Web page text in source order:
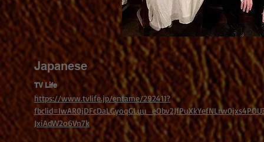
Japanese
TV Life
https://www.tvlife.jp/entame/292411?
JxiAdW2o6Vn7k